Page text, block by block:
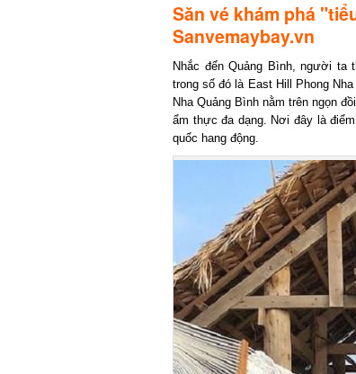
Săn vé khám phá
Sanvemaybay.vn
Nhắc đến Quảng Bình, người ta
trong số đó là East Hill Phong
Nha Quảng Bình nằm trên ngọn
ẩm thực đa dạng. Nơi đây là
quốc hang động.